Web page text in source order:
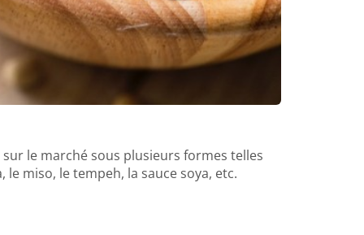
le marché sous plusieurs formes telles
miso, le tempeh, la sauce soya, etc.